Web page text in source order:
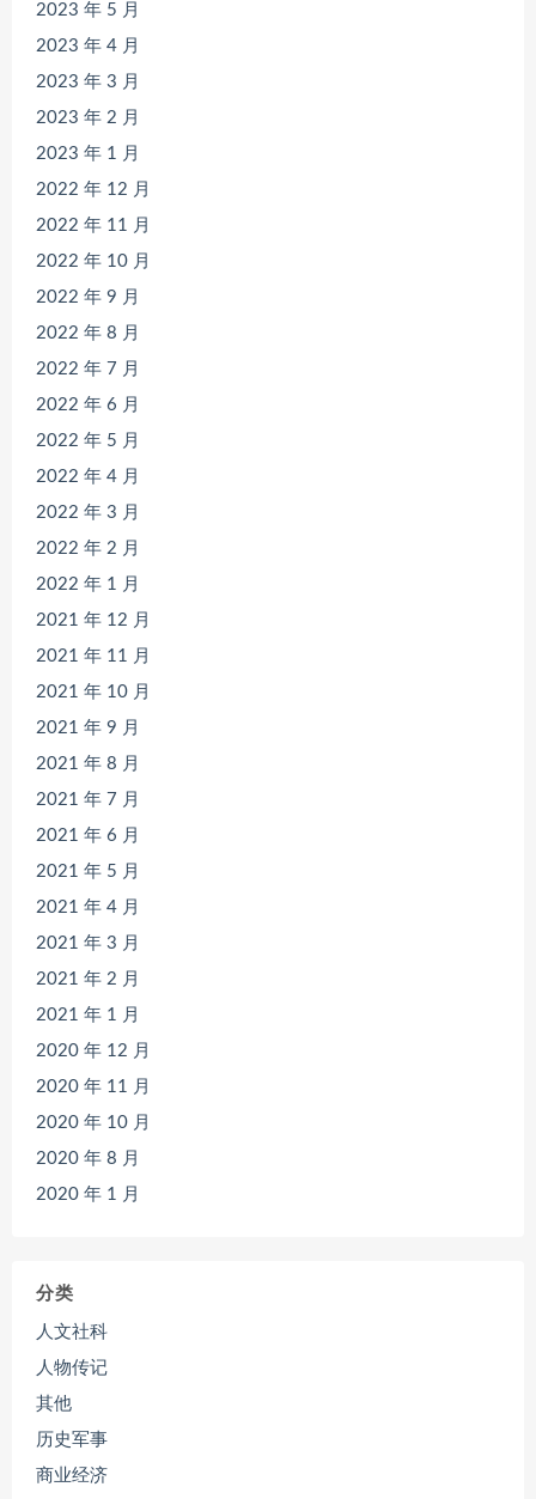
2023 年 5 月
2023 年 4 月
2023 年 3 月
2023 年 2 月
2023 年 1 月
2022 年 12 月
2022 年 11 月
2022 年 10 月
2022 年 9 月
2022 年 8 月
2022 年 7 月
2022 年 6 月
2022 年 5 月
2022 年 4 月
2022 年 3 月
2022 年 2 月
2022 年 1 月
2021 年 12 月
2021 年 11 月
2021 年 10 月
2021 年 9 月
2021 年 8 月
2021 年 7 月
2021 年 6 月
2021 年 5 月
2021 年 4 月
2021 年 3 月
2021 年 2 月
2021 年 1 月
2020 年 12 月
2020 年 11 月
2020 年 10 月
2020 年 8 月
2020 年 1 月
分类
人文社科
人物传记
其他
历史军事
商业经济